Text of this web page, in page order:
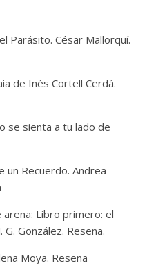
Parásito. César Mallorquí.
de Inés Cortell Cerdá.
se sienta a tu lado de
un Recuerdo. Andrea
arena: Libro primero: el
G. González. Reseña.
Moya. Reseña